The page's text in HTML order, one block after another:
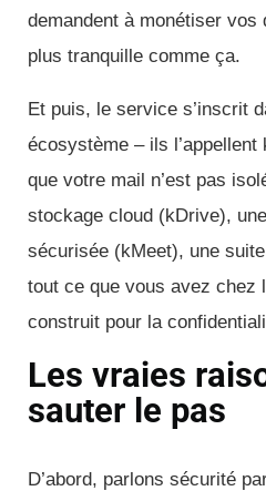
demandent à monétiser vos
plus tranquille comme ça.
Et puis, le service s’inscrit
écosystème – ils
que votre mail n’est pas
stockage cloud (kDrive),
sécurisée (kMeet), une
tout ce que vous avez chez
construit pour la
Les vraies
sauter le pas
D’abord, parlons sécurité